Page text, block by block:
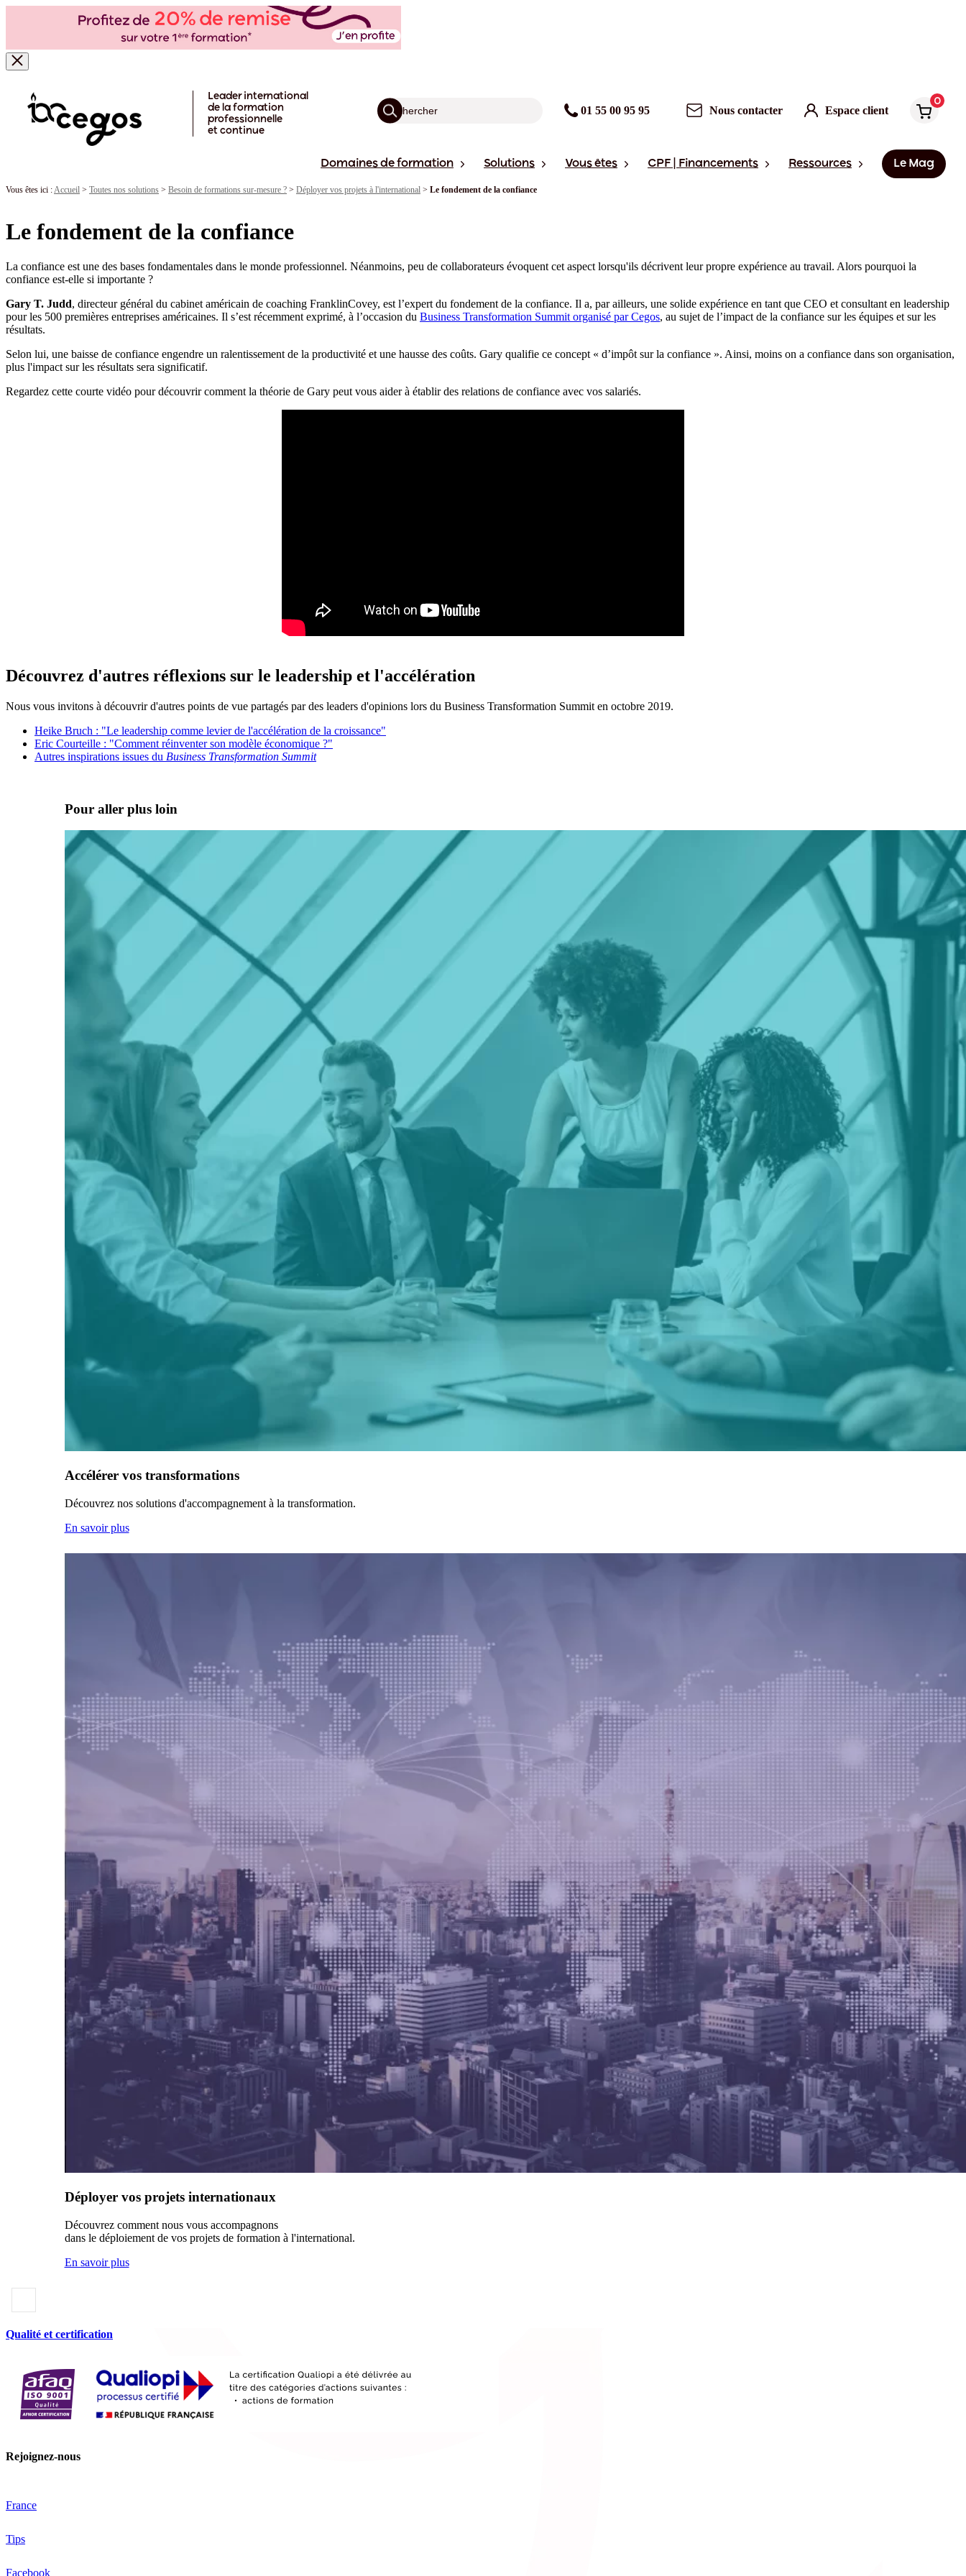
Leader international
de la formation
professionnelle
et continue
01 55 00 95 95 Nous contacter Espace client
0
Domaines de formation Solutions Vous êtes CPF | Financements Ressources Le Mag
Vous êtes ici :Accueil > Toutes nos solutions > Besoin de formations sur-mesure ? > Déployer vos projets à l'international > Le fondement de la confiance
Le fondement de la confiance
La confiance est une des bases fondamentales dans le monde professionnel. Néanmoins, peu de collaborateurs évoquent cet aspect lorsqu'ils décrivent leur propre expérience au travail. Alors pourquoi la
confiance est-elle si importante ?
Gary T. Judd, directeur général du cabinet américain de coaching FranklinCovey, est l’expert du fondement de la confiance. Il a, par ailleurs, une solide expérience en tant que CEO et consultant en leadership
pour les 500 premières entreprises américaines. Il s’est récemment exprimé, à l’occasion du Business Transformation Summit organisé par Cegos, au sujet de l’impact de la confiance sur les équipes et sur les
résultats.
Selon lui, une baisse de confiance engendre un ralentissement de la productivité et une hausse des coûts. Gary qualifie ce concept « d’impôt sur la confiance ». Ainsi, moins on a confiance dans son organisation,
plus l'impact sur les résultats sera significatif.
Regardez cette courte vidéo pour découvrir comment la théorie de Gary peut vous aider à établir des relations de confiance avec vos salariés.
Découvrez d'autres réflexions sur le leadership et l'accélération
Nous vous invitons à découvrir d'autres points de vue partagés par des leaders d'opinions lors du Business Transformation Summit en octobre 2019.
Heike Bruch : "Le leadership comme levier de l'accélération de la croissance"
Eric Courteille : "Comment réinventer son modèle économique ?"
Autres inspirations issues du Business Transformation Summit
Pour aller plus loin
Accélérer vos transformations
Découvrez nos solutions d'accompagnement à la transformation.
En savoir plus
Déployer vos projets internationaux
Découvrez comment nous vous accompagnons
dans le déploiement de vos projets de formation à l'international.
En savoir plus
Qualité et certification
Rejoignez-nous
France
Tips
Facebook